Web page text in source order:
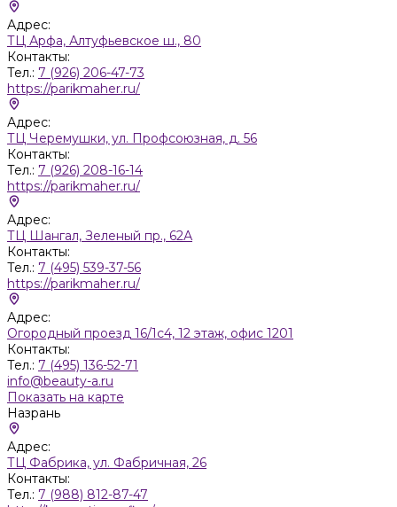
Адрес:
ТЦ Арфа, Алтуфьевское ш., 80
Контакты:
Тел.: 7 (926) 206-47-73
https://parikmaher.ru/
Адрес:
ТЦ Черемушки, ул. Профсоюзная, д. 56
Контакты:
Тел.: 7 (926) 208-16-14
https://parikmaher.ru/
Адрес:
ТЦ Шангал, Зеленый пр., 62А
Контакты:
Тел.: 7 (495) 539-37-56
https://parikmaher.ru/
Адрес:
Огородный проезд 16/1с4, 12 этаж, офис 1201
Контакты:
Тел.: 7 (495) 136-52-71
info@beauty-a.ru
Показать на карте
Назрань
Адрес:
ТЦ Фабрика, ул. Фабричная, 26
Контакты:
Тел.: 7 (988) 812-87-47